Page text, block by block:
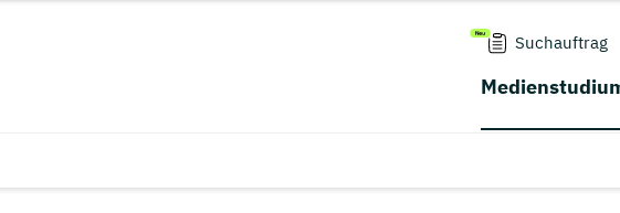
Suchauftrag